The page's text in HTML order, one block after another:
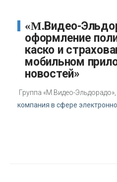
«М.Видео-Эльдорадо» начало
оформление
каско и
мобильном
новостей»
Группа «М.Видео-
компания в сфере